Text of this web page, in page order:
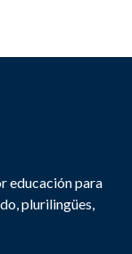
educación para
plurilingües,